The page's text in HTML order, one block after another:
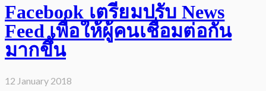
Facebook เตรียมปรับ News
Feed เพื่อให้ผู้คนเชื่อมต่อกัน
มากขึ้น
12 January 2018